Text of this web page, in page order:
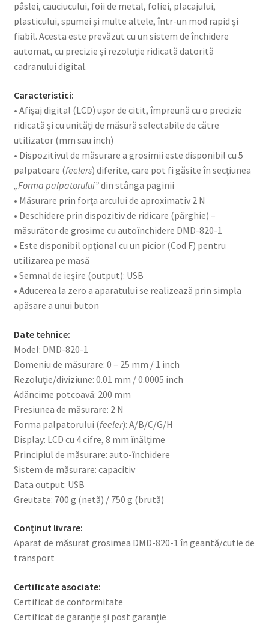
pâslei, cauciucului, foii de metal, foliei, placajului,
plasticului, spumei și multe altele, într-un mod rapid și
fiabil. Acesta este prevăzut cu un sistem de închidere
automat, cu precizie și rezoluție ridicată datorită
cadranului digital.
Caracteristici:
• Afișaj digital (LCD) ușor de citit, împreună cu o precizie
ridicată și cu unități de măsură selectabile de către
utilizator (mm sau inch)
• Dispozitivul de măsurare a grosimii este disponibil cu 5
palpatoare (feelers) diferite, care pot fi găsite în secțiunea
„Forma palpatorului”din stânga paginii
• Măsurare prin forța arcului de aproximativ 2 N
• Deschidere prin dispozitiv de ridicare (pârghie) –
măsurător de grosime cu autoînchidere DMD-820-1
• Este disponibil opțional cu un picior (Cod F) pentru
utilizarea pe masă
• Semnal de ieșire (output): USB
• Aducerea la zero a aparatului se realizează prin simpla
apăsare a unui buton
Date tehnice:
Model: DMD-820-1
Domeniu de măsurare: 0 – 25 mm / 1 inch
Rezoluție/diviziune: 0.01 mm / 0.0005 inch
Adâncime potcoavă: 200 mm
Presiunea de măsurare: 2 N
Forma palpatorului (feeler): A/B/C/G/H
Display: LCD cu 4 cifre, 8 mm înălțime
Principiul de măsurare: auto-închidere
Sistem de măsurare: capacitiv
Data output: USB
Greutate: 700 g (netă) / 750 g (brută)
Conținut livrare:
Aparat de măsurat grosimea DMD-820-1 în geantă/cutie de
transport
Certificate asociate:
Certificat de conformitate
Certificat de garanție și post garanție